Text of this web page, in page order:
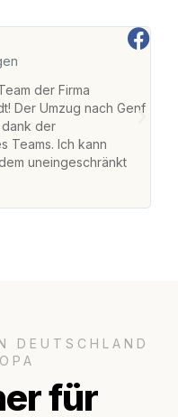
der Firma
Der Umzug nach Genf
der
Teams. Ich kann
uneingeschränkt
DEUTSCHLAND
für